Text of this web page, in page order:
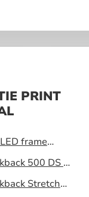
PRINT
frame
500 DS –
peesdoek
Stretch